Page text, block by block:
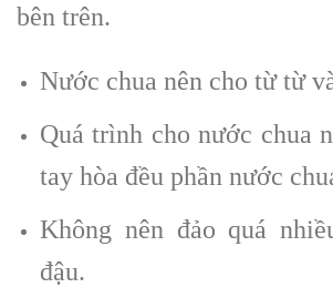
bên trên.
Nước chua nên cho từ từ
Quá trình cho nước chua
tay hòa đều phần nước
Không nên đảo quá
đậu.